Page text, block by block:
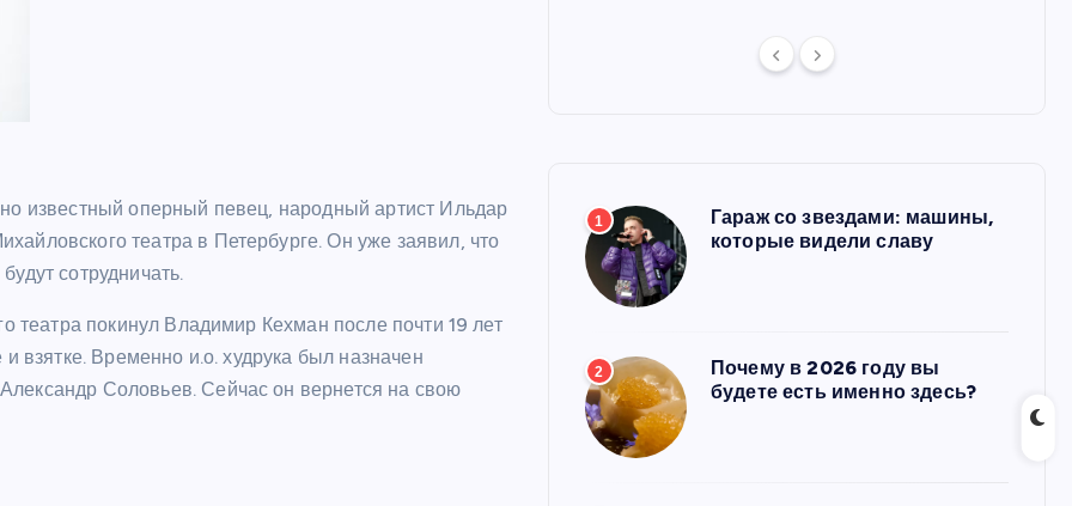
известный оперный певец, народный артист Ильдар
театра в Петербурге. Он уже заявил, что
сотрудничать.
театра покинул Владимир Кехман после почти 19 лет
взятке. Временно и.о. худрука был назначен
Соловьев. Сейчас он вернется на свою
1
Гараж со звездами: машины,
которые видели славу
2
Почему в 2026 году вы
будете есть именно здесь?